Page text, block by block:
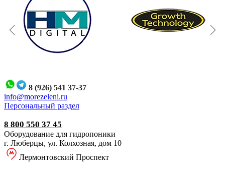
8 (926) 541 37-37
info@morezeleni.ru
Персональный раздел
8 800 550 37 45
Оборудование для гидропоники
г. Люберцы, ул. Колхозная, дом 10
Лермонтовский Проспект